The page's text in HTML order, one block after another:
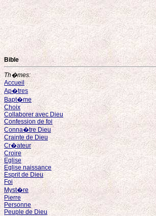
Bible
Th�mes:
Accueil
Ap�tres
Bapt�me
Choix
Collaborer avec Dieu
Confession de foi
Conna�tre Dieu
Crainte de Dieu
Cr�ateur
Croire
Eglise
Eglise naissance
Esprit de Dieu
Foi
Myst�re
Pierre
Personne
Peuple de Dieu